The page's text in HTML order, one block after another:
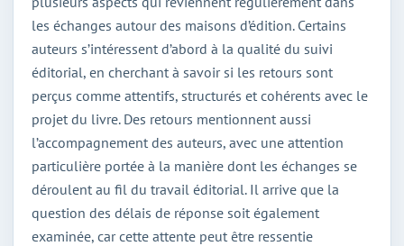
les échanges autour des maisons d’édition. Certains
auteurs s’intéressent d’abord à la qualité du suivi
éditorial, en cherchant à savoir si les retours sont
perçus comme attentifs, structurés et cohérents avec le
projet du livre. Des retours mentionnent aussi
l’accompagnement des auteurs, avec une attention
particulière portée à la manière dont les échanges se
déroulent au fil du travail éditorial. Il arrive que la
question des délais de réponse soit également
examinée, car cette attente peut être ressentie